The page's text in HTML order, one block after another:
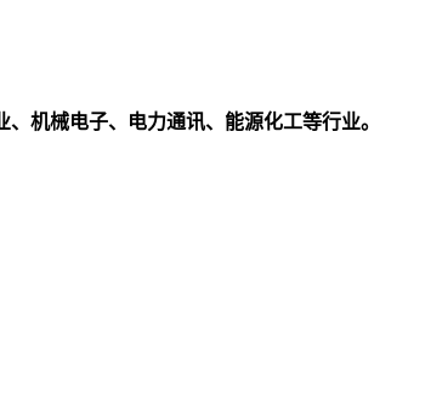
机械电子、电力通讯、能源化工等行业。